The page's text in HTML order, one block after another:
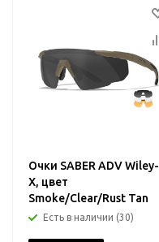
Очки SABER ADV Wiley-
X, цвет
Smoke/Clear/Rust Tan
Есть в наличии (30)